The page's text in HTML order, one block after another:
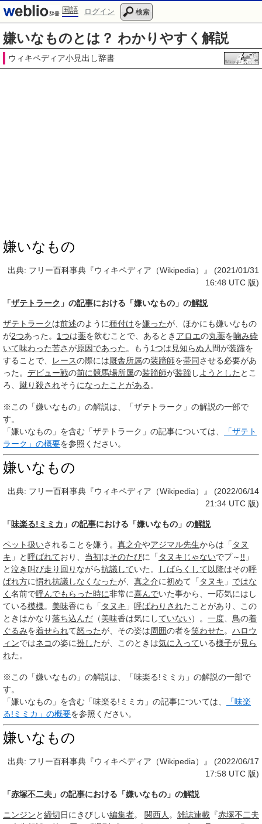
国語 ログイン 検索
嫌いなものとは？ わかりやすく解説
ウィキペディア小見出し辞書
嫌いなもの
出典: フリー百科事典『ウィキペディア（Wikipedia）』 (2021/01/31
16:48 UTC 版)
「ザテトラーク 」の記事における「嫌いなもの」の解説
ザテトラークは前述のように種付けを嫌ったが、ほかにも嫌いなもの
が2つあった。 1つは薬を飲むことで、あるとき アロエの丸薬を噛み砕
いて味わった苦さが原因であった 。もう 1つは 見知らぬ人 間が装蹄を
することで、
レースの際には厩舎所属の装蹄師を帯同させる必要があ
った。 デビュー戦の前に競馬場所属の装蹄師が装蹄し ようとした とこ
ろ、 蹴り殺されそう になった ことがある 。
※この「嫌いなもの」の解説は、「ザテトラーク」の解説の一部で
す。
「嫌いなもの」を含む「ザテトラーク」の記事については、
「ザテト
ラーク」の概要を参照ください。
嫌いなもの
出典: フリー百科事典『ウィキペディア（Wikipedia）』 (2022/06/14
21:34 UTC 版)
「味楽る!ミミカ 」の記事における「嫌いなもの」の解説
ペット扱いされることを嫌う。 真之介やアジマル先生からは「 タヌ
キ 」と呼ばれており、 当初はそのたびに「 タヌキ じゃないでプ～ !! 」
と泣き叫び走り回り ながら抗議していた。 しばらくして以降はその呼
ばれ方に慣れ抗議しなくなったが、 真之介に初めて「 タヌキ 」 ではな
く 名前で呼んでもらった時に非常に喜んでいた事から、一応気にはし
ている模様。 美味香にも「 タヌキ 」 呼ばわりされたことがあり、この
ときはかなり落ち込んだ （美味香は気にしていない）。 一度 鳥の着
ぐるみを着せられて怒ったが、その姿は周囲の者を笑わせた 。 ハロウ
ィンではネコの姿に扮したが、このときは気に入っている様子が見ら
れた。
※この「嫌いなもの」の解説は、「味楽る!ミミカ」の解説の一部で
す。
「嫌いなもの」を含む「味楽る!ミミカ」の記事については、
「味楽
る!ミミカ」の概要を参照ください。
嫌いなもの
出典: フリー百科事典『ウィキペディア（Wikipedia）』 (2022/06/17
17:58 UTC 版)
「赤塚不二夫 」の記事における「嫌いなもの」の解説
ニンジンと締切日にきびしい編集者。 関西人 。 雑誌連載 『赤塚不二夫